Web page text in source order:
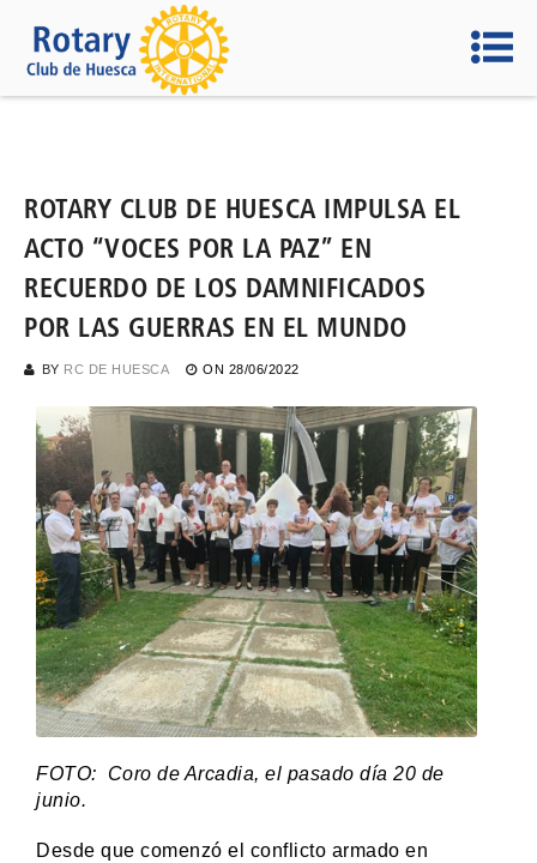
ROTARY CLUB DE HUESCA IMPULSA EL
ACTO “VOCES POR LA PAZ” EN
RECUERDO DE LOS DAMNIFICADOS
POR LAS GUERRAS EN EL MUNDO
BY RC DE HUESCA ON 28/06/2022
FOTO: Coro de Arcadia, el pasado día 20 de
junio.
Desde que comenzó el conflicto armado en